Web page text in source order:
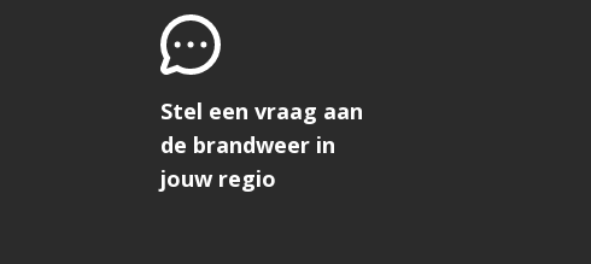
Stel een vraag aan
de brandweer in
jouw regio